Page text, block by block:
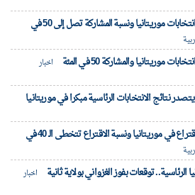
الغزواني يتصدر انتخابات موريتانيا ونسبة المشاركة تصل إلى 50 في
موريتانيا والمشاركة 50 في المئة
اخبار
نتائج الانتخابات الرئاسية مبكرا في موريتانيا
إقفال صناديق الاقتراع في موريتانيا ونسبة الاقتراع تتخطى الـ 40 في
الرئاسية.. توقعات بفوز الغزواني بولاية ثانية
اخبار